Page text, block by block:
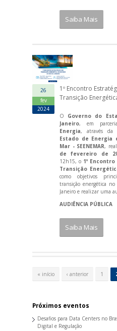
Saiba Mais
26
fev
2024
1º Encontro
Transição
O Governo do
Janeiro, em
Energia, através da
Estado de Energia
Mar - SEENEMAR,
de fevereiro de
12h15, o 1º
Transição
como objetivos
transição energética
Janeiro e realizar uma
AUDIÊNCIA PÚBLICA
Saiba Mais
s
« início ‹ anterior 1
Próximos eventos
Desafios para Data Centers no
Digital e Regulação